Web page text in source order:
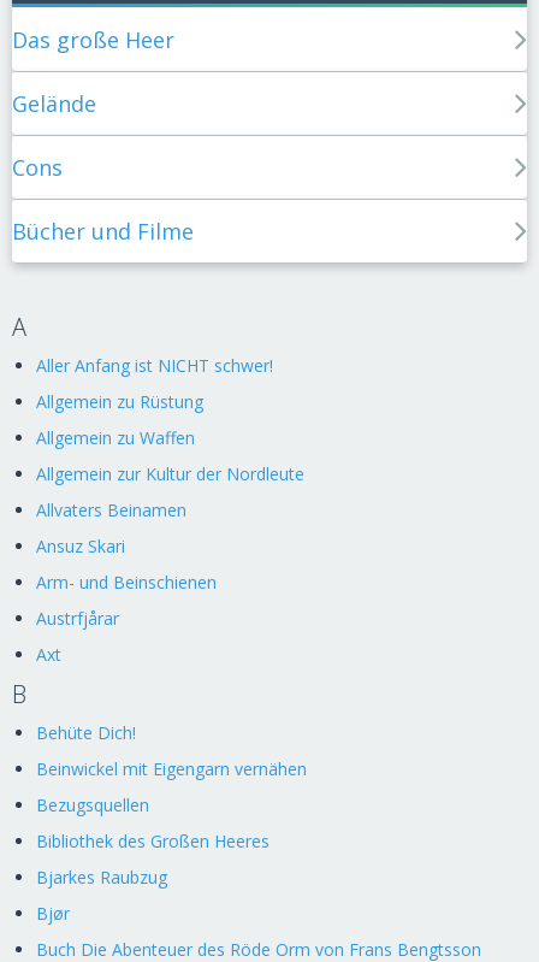
Das große Heer
Gelände
Cons
Bücher und Filme
A
Aller Anfang ist NICHT schwer!
Allgemein zu Rüstung
Allgemein zu Waffen
Allgemein zur Kultur der Nordleute
Allvaters Beinamen
Ansuz Skari
Arm- und Beinschienen
Austrfjårar
Axt
B
Behüte Dich!
Beinwickel mit Eigengarn vernähen
Bezugsquellen
Bibliothek des Großen Heeres
Bjarkes Raubzug
Bjør
Buch Die Abenteuer des Röde Orm von Frans Bengtsson